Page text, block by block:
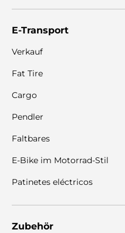
E-Transport
Verkauf
Fat Tire
Cargo
Pendler
Faltbares
E-Bike im Motorrad-Stil
Patinetes eléctricos
Zubehör